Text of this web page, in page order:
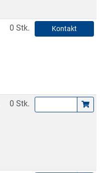
0 Stk. Kontakt
0 Stk.